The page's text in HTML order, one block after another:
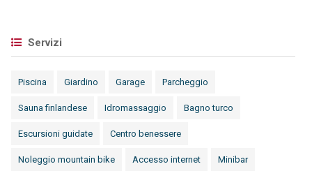
Servizi
Piscina Giardino Garage Parcheggio
Sauna finlandese Idromassaggio Bagno turco
Escursioni guidate Centro benessere
Noleggio mountain bike Accesso internet Minibar